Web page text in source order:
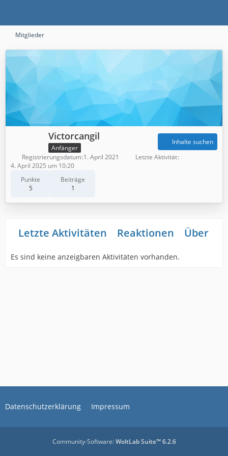
Mitglieder
Victorcangil
Anfänger
Punkte
5
Beiträge
1
Inhalte suchen
Registrierungsdatum 1. April 2021
Letzte Aktivität
4. April 2025 um 10:20
Letzte Aktivitäten Reaktionen Über
Es sind keine anzeigbaren Aktivitäten vorhanden.
Datenschutzerklärung Impressum
Community-Software:WoltLab Suite™ 6.2.6